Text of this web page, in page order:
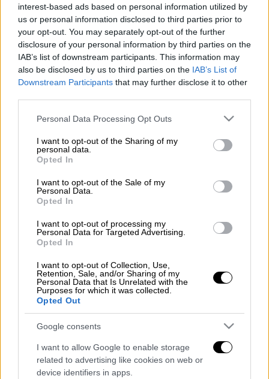
interest-based ads based on personal information utilized by
us or personal information disclosed to third parties prior to
your opt-out. You may separately opt-out of the further
disclosure of your personal information by third parties on the
IAB’s list of downstream participants. This information may
also be disclosed by us to third parties on the IAB’s List of
Downstream Participants that may further disclose it to other
Please note that this website/app uses one or more Google
not limited to your visit or usage behaviour. You may click to
grant or deny consent to Google and its third-party tags to
use your data for below specified purposes in below Google
consent section.
Personal Data Processing Opt Outs
I want to opt-out of the Sharing of my
personal data.
Opted In
I want to opt-out of the Sale of my
Personal Data.
Opted In
I want to opt-out of processing my
Personal Data for Targeted Advertising.
Opted In
I want to opt-out of Collection, Use,
Retention, Sale, and/or Sharing of my
Personal Data that Is Unrelated with the
Purposes for which it was collected.
Opted Out
Google consents
I want to allow Google to enable storage
related to advertising like cookies on web or
device identifiers in apps.
AP photo
Προσθέστε το ΕΘΝΟΣ στη Google
ΟΒρετανόςπρωθυπουργόςΜπόρις Τζόνσον
ενημερώθηκε ότι θα πρέπει να
πρόσωπο το οποίο βρέθηκε θετικό σε
κορονοϊόCovid-19, όπως ανακοίνωσε η
Ντάουνινγκτ Στριτ.
Ο Τζόνσον «θα συνεχίσει να εργάζεται από
την Ντάουνινγκ Στριτ και θα ηγείται της
προσπάθειας της κυβέρνησης να
αντιμετωπίσει την πανδημία του
κορονοϊού», ανέφερε εκπρόσωπος του
πρωθυπουργού, ο οποίος την άνοιξη είχε
προσβληθεί από τη νόσο και χρειάστηκε να
νοσηλευτεί.
δεν έχει
συμπτώματατης Covid-19», πρόσθεσε ο
εκπρόσωπος.